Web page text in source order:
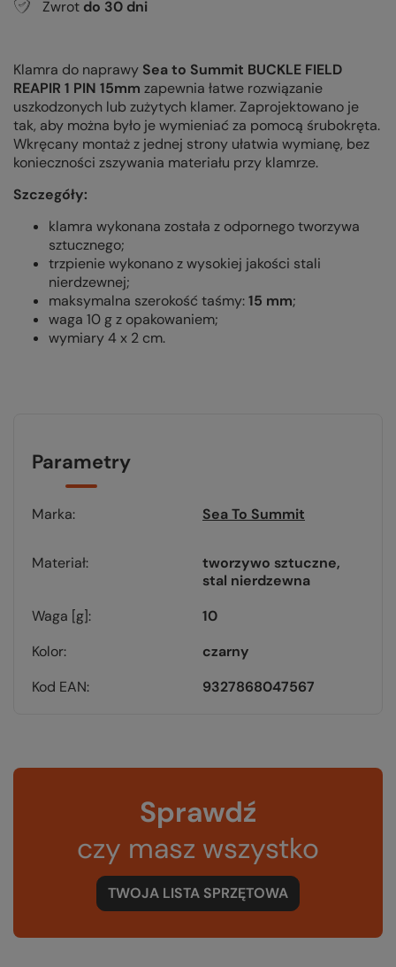
Zwrot do 30 dni
Klamra do naprawy Sea to Summit BUCKLE FIELD
REAPIR 1 PIN 15mm zapewnia łatwe rozwiązanie
uszkodzonych lub zużytych klamer. Zaprojektowano je
tak, aby można było je wymieniać za pomocą śrubokręta.
Wkręcany montaż z jednej strony ułatwia wymianę, bez
konieczności zszywania materiału przy klamrze.
Szczegóły:
klamra wykonana została z odpornego tworzywa
sztucznego;
trzpienie wykonano z wysokiej jakości stali
nierdzewnej;
maksymalna szerokość taśmy:15 mm;
waga 10 g z opakowaniem;
wymiary 4 x 2 cm.
Parametry
Marka Sea To Summit
Materiał
tworzywo sztuczne
stal nierdzewna
Waga [g]
10
Kolor
czarny
Kod EAN
9327868047567
Sprawdź
czy masz wszystko
TWOJA LISTA SPRZĘTOWA